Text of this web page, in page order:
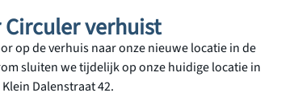
verhuist
op de verhuis naar onze nieuwe locatie in de
sluiten we tijdelijk op onze huidige locatie in
Dalenstraat 42.